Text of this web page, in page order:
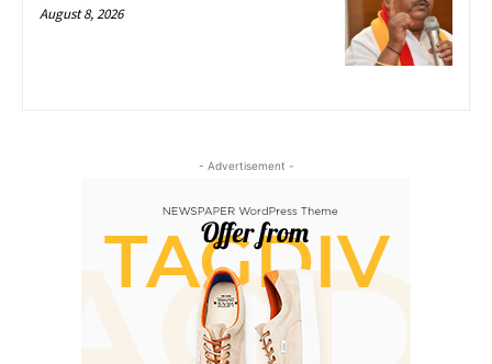
August 8, 2026
- Advertisement -